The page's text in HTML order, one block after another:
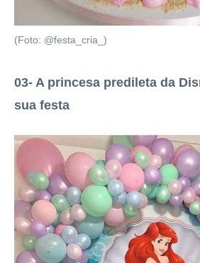
(Foto: @festa_cria_)
03- A princesa predileta da
sua festa